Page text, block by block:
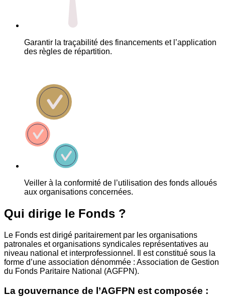
Garantir la traçabilité des financements et l’application
des règles de répartition.
Veiller à la conformité de l’utilisation des fonds alloués
aux organisations concernées.
Qui dirige le Fonds ?
Le Fonds est dirigé paritairement par les organisations
patronales et organisations syndicales représentatives au
niveau national et interprofessionnel. Il est constitué sous la
forme d’une association dénommée : Association de Gestion
du Fonds Paritaire National (AGFPN).
La gouvernance de l’AGFPN est composée :